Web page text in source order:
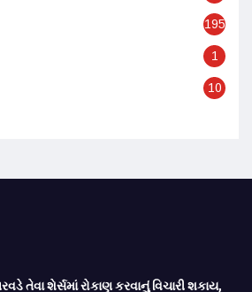
195
1
10
તેવા શેર્સમાં રોકાણ કરવાનું વિચારી શકાય,